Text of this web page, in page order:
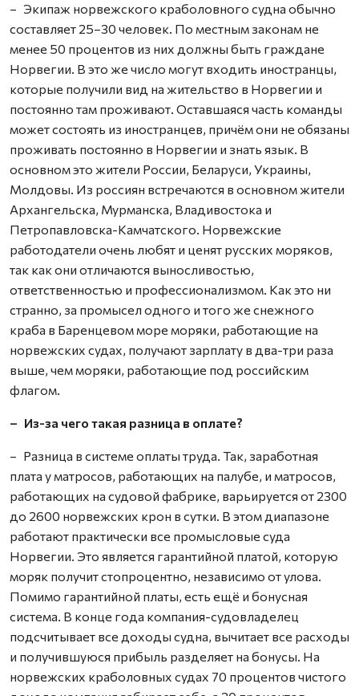
– Экипаж норвежского краболовного судна обычно
составляет 25–30 человек. По местным законам не
менее 50 процентов из них должны быть граждане
Норвегии. В это же число могут входить иностранцы,
которые получили вид на жительство в Норвегии и
постоянно там проживают. Оставшаяся часть команды
может состоять из иностранцев, причём они не обязаны
проживать постоянно в Норвегии и знать язык. В
основном это жители России, Беларуси, Украины,
Молдовы. Из россиян встречаются в основном жители
Архангельска, Мурманска, Владивостока и
Петропавловска-Камчатского. Норвежские
работодатели очень любят и ценят русских моряков,
так как они отличаются выносливостью,
ответственностью и профессионализмом. Как это ни
странно, за промысел одного и того же снежного
краба в Баренцевом море моряки, работающие на
норвежских судах, получают зарплату в два-три раза
выше, чем моряки, работающие под российским
флагом.
– Из-за чего такая разница в оплате?
– Разница в системе оплаты труда. Так, заработная
плата у матросов, работающих на палубе, и матросов,
работающих на судовой фабрике, варьируется от 2300
до 2600 норвежских крон в сутки. В этом диапазоне
работают практически все промысловые суда
Норвегии. Это является гарантийной платой, которую
моряк получит стопроцентно, независимо от улова.
Помимо гарантийной платы, есть ещё и бонусная
система. В конце года компания-судовладелец
подсчитывает все доходы судна, вычитает все расходы
и получившуюся прибыль разделяет на бонусы. На
норвежских краболовных судах 70 процентов чистого